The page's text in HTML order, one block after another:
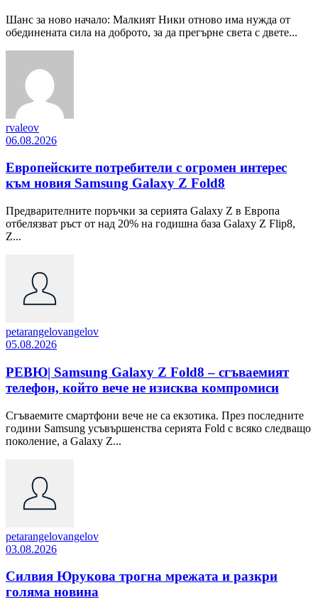
Шанс за ново начало: Малкият Ники отново има нужда от
обединената сила на доброто, за да прегърне света с двете...
rvaleov
06.08.2026
Европейските потребители с огромен интерес
към новия Samsung Galaxy Z Fold8
Предварителните поръчки за серията Galaxy Z в Европа
отбелязват ръст от над 20% на годишна база Galaxy Z Flip8,
Z...
petarangelovangelov
05.08.2026
РЕВЮ| Samsung Galaxy Z Fold8 – сгъваемият
телефон, който вече не изисква компромиси
Сгъваемите смартфони вече не са екзотика. През последните
години Samsung усъвършенства серията Fold с всяко следващо
поколение, а Galaxy Z...
petarangelovangelov
03.08.2026
Силвия Юрукова трогна мрежата и разкри
голяма новина